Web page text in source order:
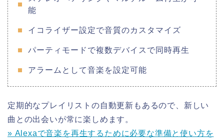
能
イコライザー設定で音質のカスタマイズ
パーティモードで複数デバイスで同時再生
アラームとして音楽を設定可能
定期的なプレイリストの自動更新もあるので、新しい
曲との出会いが常に楽しめます。
» Alexaで音楽を再生するために必要な準備と使い方を